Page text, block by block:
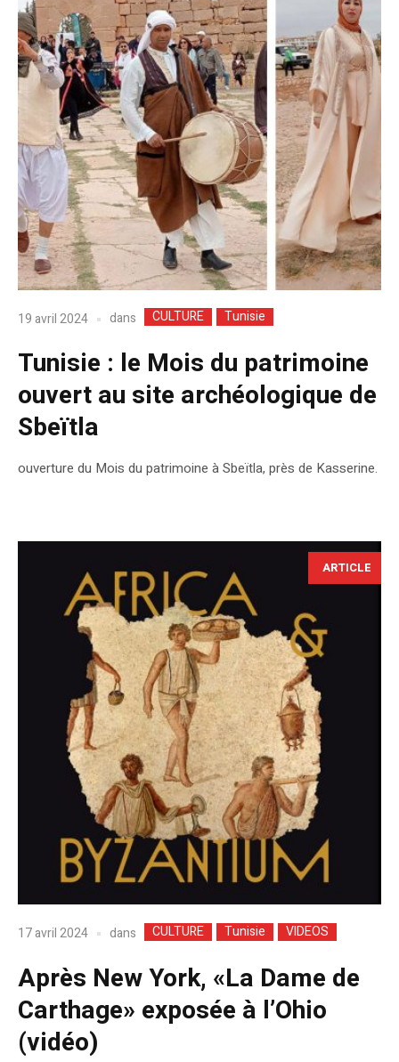
19 avril 2024 dans CULTURE Tunisie
Tunisie : le Mois du patrimoine
ouvert au site archéologique de
Sbeïtla
ouverture du Mois du patrimoine à Sbeïtla, près de Kasserine.
ARTICLE
17 avril 2024 dans CULTURE Tunisie VIDEOS
Après New York, «La Dame de
Carthage» exposée à l’Ohio
(vidéo)